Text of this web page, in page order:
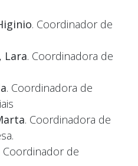
. Coordinador de
Lara. Coordinadora de
. Coordinadora de
. Coordinadora de
Coordinador de